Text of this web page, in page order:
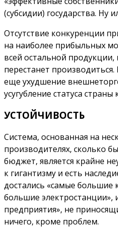
(субсидии) государства. Ну
Отсутствие конкуренции
на наиболее прибыльных
всей остальной продукции,
перестанет
еще ухудшение
усугубление статуса
УСТОЙЧИВОСТЬ
Система, основанная на
производителях, сколько
бюджет, является крайне
к гигантизму и есть
достались «самые большие
большие
предприятия», не
ничего, кроме проблем.